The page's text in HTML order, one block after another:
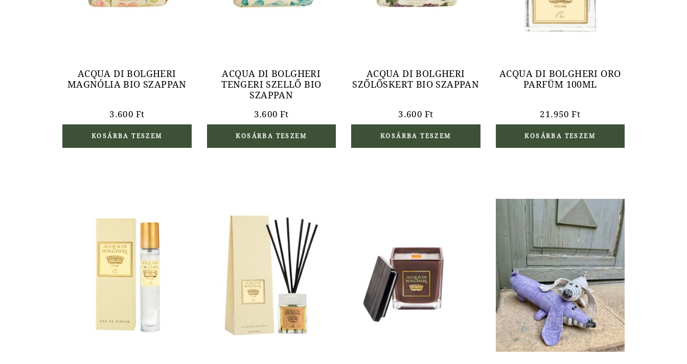
ACQUA DI BOLGHERI
MAGNÓLIA BIO SZAPPAN
3.600 Ft
KOSÁRBA TESZEM
ACQUA DI BOLGHERI
TENGERI SZELLŐ BIO
SZAPPAN
3.600Ft
KOSÁRBA TESZEM
ACQUA DI BOLGHERI
SZŐLŐSKERT BIO SZAPPAN
3.600 Ft
KOSÁRBA TESZEM
ACQUA DI BOLGHERI ORO
PARFÜM 100ML
21.950Ft
KOSÁRBA TESZEM